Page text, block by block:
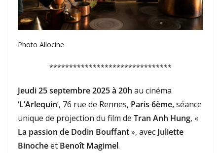
Photo Allocine
*******************************
Jeudi 25 septembre 2025 à 20h au cinéma
‘L’Arlequin‘, 76 rue de Rennes, Paris 6ème,séance
unique de projection du film de Tran Anh Hung, «
La passion de Dodin Bouffant», avec Juliette
Binocheet Benoît Magimel.